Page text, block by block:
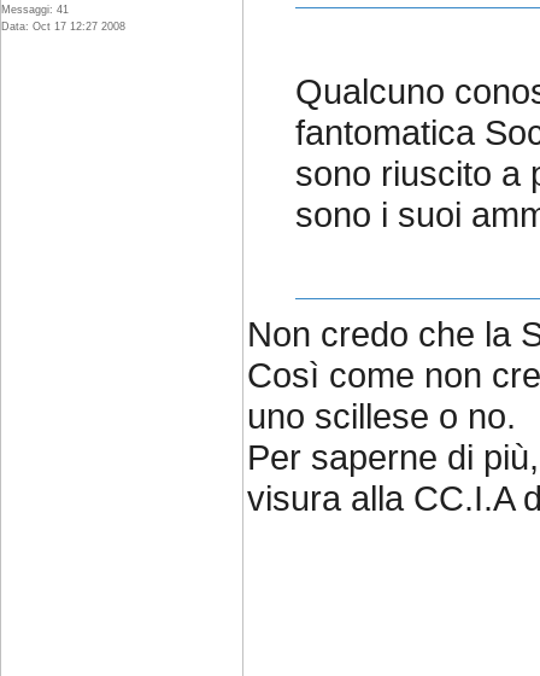
Messaggi: 41
Data: Oct 17 12:27 2008
Qualcuno
fantomatica
sono riuscito a
sono i suoi
Non credo che la
Così come non
uno scillese o no.
Per saperne di
visura alla CC.I.A